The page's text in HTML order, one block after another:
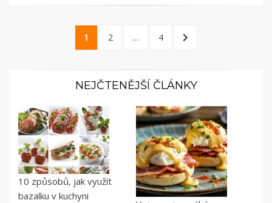
Stránkování
příspěvků
PAGE
1 PAGE
2 … PAGE
4
NEXT
NEJČTENĚJŠÍ ČLÁNKY
10 způsobů, jak využít
bazalku v kuchyni